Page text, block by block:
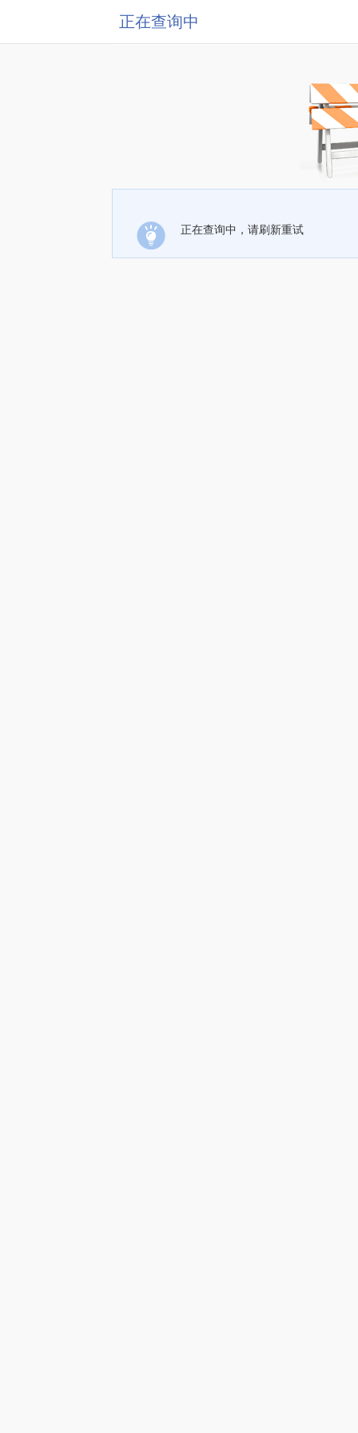
正在查询中
正在查询中，请刷新重试